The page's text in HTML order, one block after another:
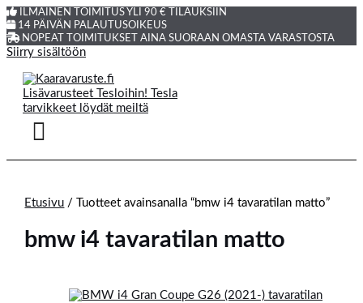
ILMAINEN TOIMITUS YLI 90 € TILAUKSIIN
14 PÄIVÄN PALAUTUSOIKEUS
NOPEAT TOIMITUKSET AINA SUORAAN OMASTA VARASTOSTA
Siirry sisältöön
Etusivu / Tuotteet avainsanalla “bmw i4 tavaratilan matto”
bmw i4 tavaratilan matto